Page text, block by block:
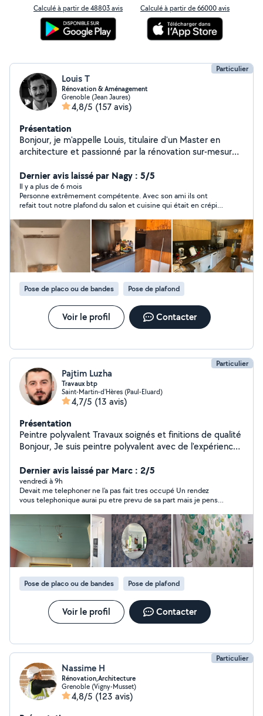
Calculé à partir de 48803 avis Calculé à partir de 66000 avis
Particulier
Louis T
Rénovation & Aménagement
Grenoble (Jean Jaures)
4,8/5 (157 avis)
Présentation
Bonjour, je m'appelle Louis, titulaire d'un Master en
architecture et passionné par la rénovation sur-mesure.
complètes de rénovation et d'aménagement intérieur à
Grenoble et environs : Rénovation complète : De la
conception de plans jusqu'à la réalisation clé en main
Placoplatre, peinture, enduit, rebouchage
professionnels Respect des normes et finitions soignées
Aménagement sur-mesure : Conception et pose de
cuisines équipées Dressings, bibliothèques, étagères
flottant avec finition durable Plinthes et seuils Services
administratifs : Plans d'architecture Déclarations
préalables de travaux Permis de construire Mes
engagements : Rapidité d'exécution, travaux minutieux,
respect des délais et prix compétitifs. Devis gratuit et
personnalisé N'hésitez pas à consulter mes avis clients
Dernier avis laissé par Nagy : 5/5
Il y a plus de 6 mois
Personne extrêmement compétente. Avec son ami ils ont
refait tout notre plafond du salon et cuisine qui était en crépis
énormément de conseils pour notre chantier de rénovation.
Pose de placo ou de bandes Pose de plafond
Voir le profil Contacter
Particulier
Pajtim Luzha
Travaux btp
Saint-Martin-d'Hères (Paul-Eluard)
4,7/5 (13 avis)
Présentation
Peintre polyvalent Travaux soignés et finitions de qualité
Bonjour, Je suis peintre polyvalent avec de l'expérience
Je réalise notamment : Travaux de peinture (toutes
couleurs et finitions) Application d'enduit (lissage,
préparation des murs) Posez également le papier peint.
Pose de bandes (joints, bandes placo) Pose de papier
peint / tapisserie Montage et pose de portes Pose de
plinthes Travail propre, précis et soigné Je suis sérieux,
ponctuel et attentif aux détails. Mon objectif est de
fournir un travail de qualité et de satisfaire pleinement
mes clients. Devis gratuit et conseils personnalisés.
N'hésitez pas à me contacter pour discuter de votre
projet. Contact : 07-80-30-72-98
Dernier avis laissé par Marc : 2/5
vendredi à 9h
Devait me telephoner ne l'a pas fait tres occupé Un rendez
vous telephonique aurai pu etre prevu de sa part mais je pense
Pose de placo ou de bandes Pose de plafond
Voir le profil Contacter
Particulier
Nassime H
Rénovation,Architecture
Grenoble (Vigny-Musset)
4,8/5 (123 avis)